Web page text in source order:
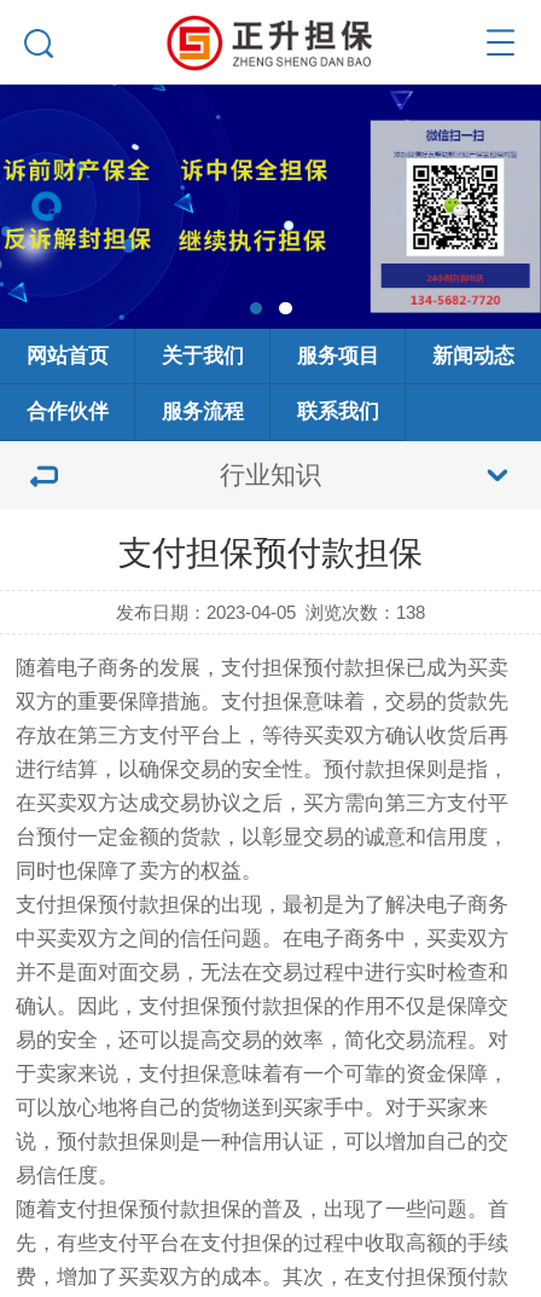
网站首页 关于我们 服务项目 新闻动态
合作伙伴 服务流程 联系我们
行业知识
支付担保预付款担保
发布日期：2023-04-05 浏览次数： 138
随着电子商务的发展，支付担保预付款担保已成为买卖
双方的重要保障措施。支付担保意味着，交易的货款先
存放在第三方支付平台上，等待买卖双方确认收货后再
进行结算，以确保交易的安全性。预付款担保则是指，
在买卖双方达成交易协议之后，买方需向第三方支付平
台预付一定金额的货款，以彰显交易的诚意和信用度，
同时也保障了卖方的权益。
支付担保预付款担保的出现，最初是为了解决电子商务
中买卖双方之间的信任问题。在电子商务中，买卖双方
并不是面对面交易，无法在交易过程中进行实时检查和
确认。因此，支付担保预付款担保的作用不仅是保障交
易的安全，还可以提高交易的效率，简化交易流程。对
于卖家来说，支付担保意味着有一个可靠的资金保障，
可以放心地将自己的货物送到买家手中。对于买家来
说，预付款担保则是一种信用认证，可以增加自己的交
易信任度。
随着支付担保预付款担保的普及，出现了一些问题。首
先，有些支付平台在支付担保的过程中收取高额的手续
费，增加了买卖双方的成本。其次，在支付担保预付款